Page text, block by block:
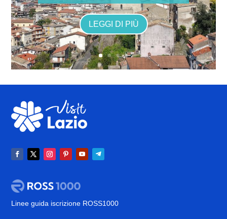
LEGGI DI PIÙ
Linee guida iscrizione ROSS1000